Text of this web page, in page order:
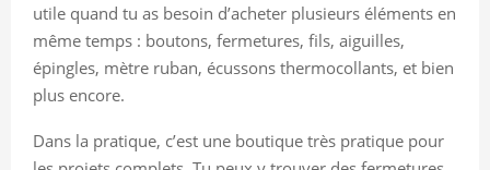
utile quand tu as besoin d’acheter plusieurs éléments en
même temps : boutons, fermetures, fils, aiguilles,
épingles, mètre ruban, écussons thermocollants, et bien
plus encore.
Dans la pratique, c’est une boutique très pratique pour